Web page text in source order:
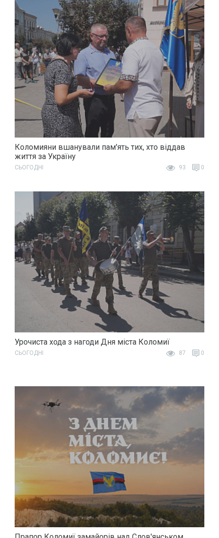
Коломияни вшанували пам'ять тих, хто віддав
життя за Україну
СЬОГОДНІ 93 0
Урочиста хода з нагоди Дня міста Коломиї
СЬОГОДНІ 87 0